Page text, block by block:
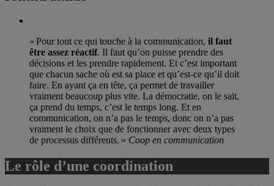
« Pour tout ce qui touche à la communication, il faut
être assez réactif. Il faut qu’on puisse prendre des
décisions et les prendre rapidement. Et c’est important
que chacun sache où est sa place et qu’est-ce qu’il doit
faire. En ayant ça en tête, ça permet de travailler
vraiment beaucoup plus vite. La démocratie, on le sait,
ça prend du temps, c’est le temps long. Et en
communication, on n’a pas le temps, donc on n’a pas
vraiment le choix que de fonctionner avec deux types
de processus différents. » Coop en communication
Le rôle d’une coordination